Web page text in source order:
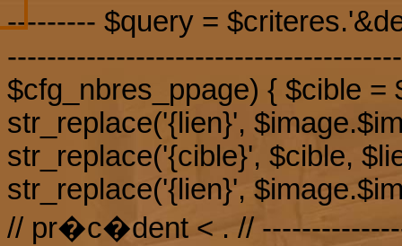
--------- $query =
$cfg_nbres_ppage) { $cible =
str_replace('{lien}',
str_replace('{cible}', $cible,
str_replace('{lien}',
// pr�c�dent < . //